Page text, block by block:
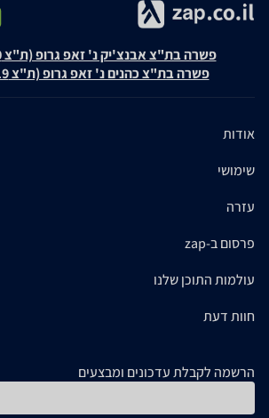
פשרה בת"צ אבנצ'יק נ' זאפ גרופ (ת"צ 23008-08-20)
פשרה בת"צ כהנים נ' זאפ גרופ (ת"צ 60371-12-19)
אודות
שימושי
עזרה
פרסום ב-zap
עולמות התוכן שלנו
חוות דעת
הרשמה לקבלת עדכונים ומבצעים